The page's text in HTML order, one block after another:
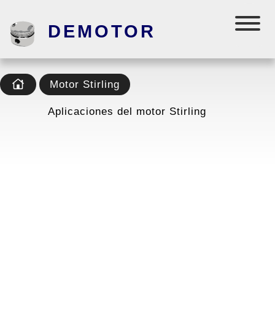
DEMOTOR
Motor Stirling
Aplicaciones del motor Stirling